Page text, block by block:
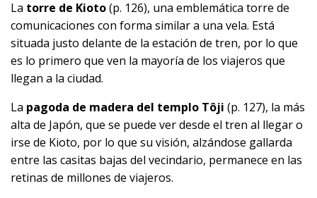
La torre de Kioto(p. 126), una emblemática torre de
comunicaciones con forma similar a una vela. Está
situada justo delante de la estación de tren, por lo que
es lo primero que ven la mayoría de los viajeros que
llegan a la ciudad.
La pagoda de madera del templo Tôji (p. 127), la más
alta de Japón, que se puede ver desde el tren al llegar o
irse de Kioto, por lo que su visión, alzándose gallarda
entre las casitas bajas del vecindario, permanece en las
retinas de millones de viajeros.